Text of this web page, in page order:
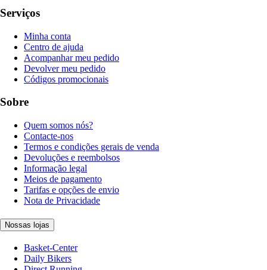
Serviços
Minha conta
Centro de ajuda
Acompanhar meu pedido
Devolver meu pedido
Códigos promocionais
Sobre
Quem somos nós?
Contacte-nos
Termos e condições gerais de venda
Devoluções e reembolsos
Informação legal
Meios de pagamento
Tarifas e opções de envio
Nota de Privacidade
Nossas lojas
Basket-Center
Daily Bikers